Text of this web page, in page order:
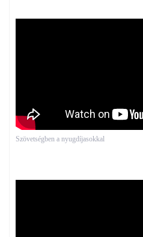
Szövetségben a nyugdíjasokkal